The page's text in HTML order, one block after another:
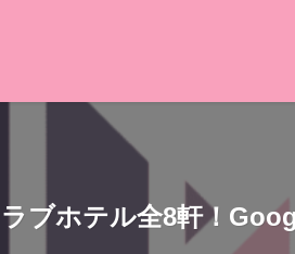
ブホテル全8軒！